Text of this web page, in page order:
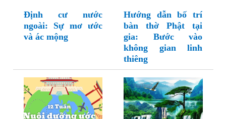
Định cư nước
ngoài: Sự mơ ước
và ác mộng
Hướng dẫn bố trí
bàn thờ Phật tại
gia: Bước vào
không gian linh
thiêng